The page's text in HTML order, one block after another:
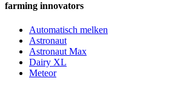
farming innovators
Automatisch melken
Astronaut
Astronaut Max
Dairy XL
Meteor